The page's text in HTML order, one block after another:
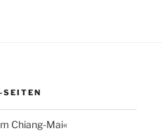
SEITEN
Chiang-Mai«